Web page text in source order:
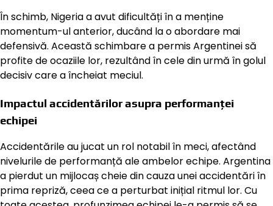
În schimb, Nigeria a avut dificultăți în a menține
momentum-ul anterior, ducând la o abordare mai
defensivă. Această schimbare a permis Argentinei să
profite de ocaziile lor, rezultând în cele din urmă în golul
decisiv care a încheiat meciul.
Impactul accidentărilor asupra performanței
echipei
Accidentările au jucat un rol notabil în meci, afectând
nivelurile de performanță ale ambelor echipe. Argentina
a pierdut un mijlocaș cheie din cauza unei accidentări în
prima repriză, ceea ce a perturbat inițial ritmul lor. Cu